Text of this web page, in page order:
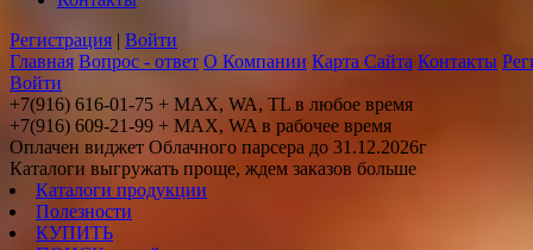
Регистрация | Войти
Главная Вопрос - ответ О Компании Карта Сайта Контакты
Войти
+7(916) 616-01-75 + MAX, WA, TL в любое время
+7(916) 609-21-99 + MAX, WA в рабочее время
Оплачен виджет Облачного парсера до 31.12.2026г
Каталоги выгружать проще, ждем заказов больше
Каталоги продукции
Полезности
КУПИТЬ